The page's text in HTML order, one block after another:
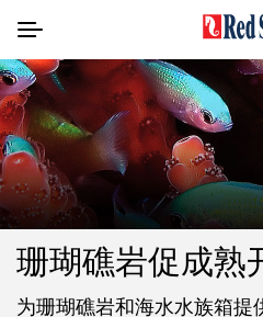
珊瑚礁岩促成熟
为珊瑚礁岩和海水水族箱提